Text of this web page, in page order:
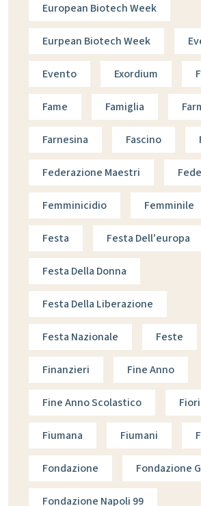
European Biotech Week
Eurpean Biotech Week
Evento Exordium
Fame Famiglia
Farnesina Fascino
Federazione Maestri
Femminicidio Femminile
Festa Festa Dell'europa
Festa Della Donna
Festa Della Liberazione
Festa Nazionale Feste
Finanzieri Fine Anno
Fine Anno Scolastico Fiori
Fiumana Fiumani
Fondazione Fondazione
Fondazione Napoli 99